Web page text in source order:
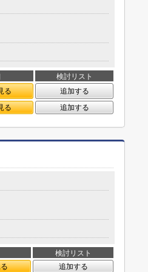
検討リスト
る
追加する
る 追加する
検討リスト
追加する